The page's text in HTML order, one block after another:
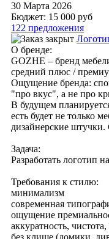
30 Марта 2026
Бюджет: 15 000 руб
122 предложения
О бренде:
GOZHE – бренд
средний плюс /
Ощущение бренда:
"про вкус", а не про
В будущем
есть будет не только
дизайнерские штучки.
Задача:
Разработать логотип
Требования к стилю:
минимализм
современная
ощущение
аккуратность,
без клише (домики,